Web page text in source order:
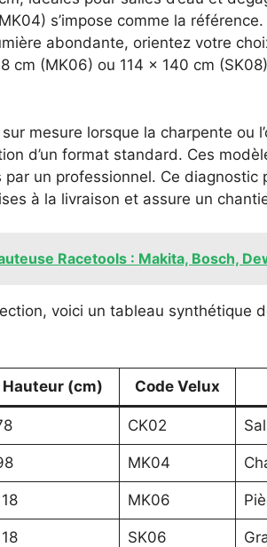
s’impose comme la
abondante, orientez votre
cm (MK06) ou 114 x 140 cm
mesure lorsque la charpente ou
d’un format standard. Ces
par un professionnel. Ce
à la livraison et assure un
Racetools : Makita, Bosch,
voici un tableau synthétique
Hauteur (cm) Code Velux
CK02
MK04
MK06
SK06